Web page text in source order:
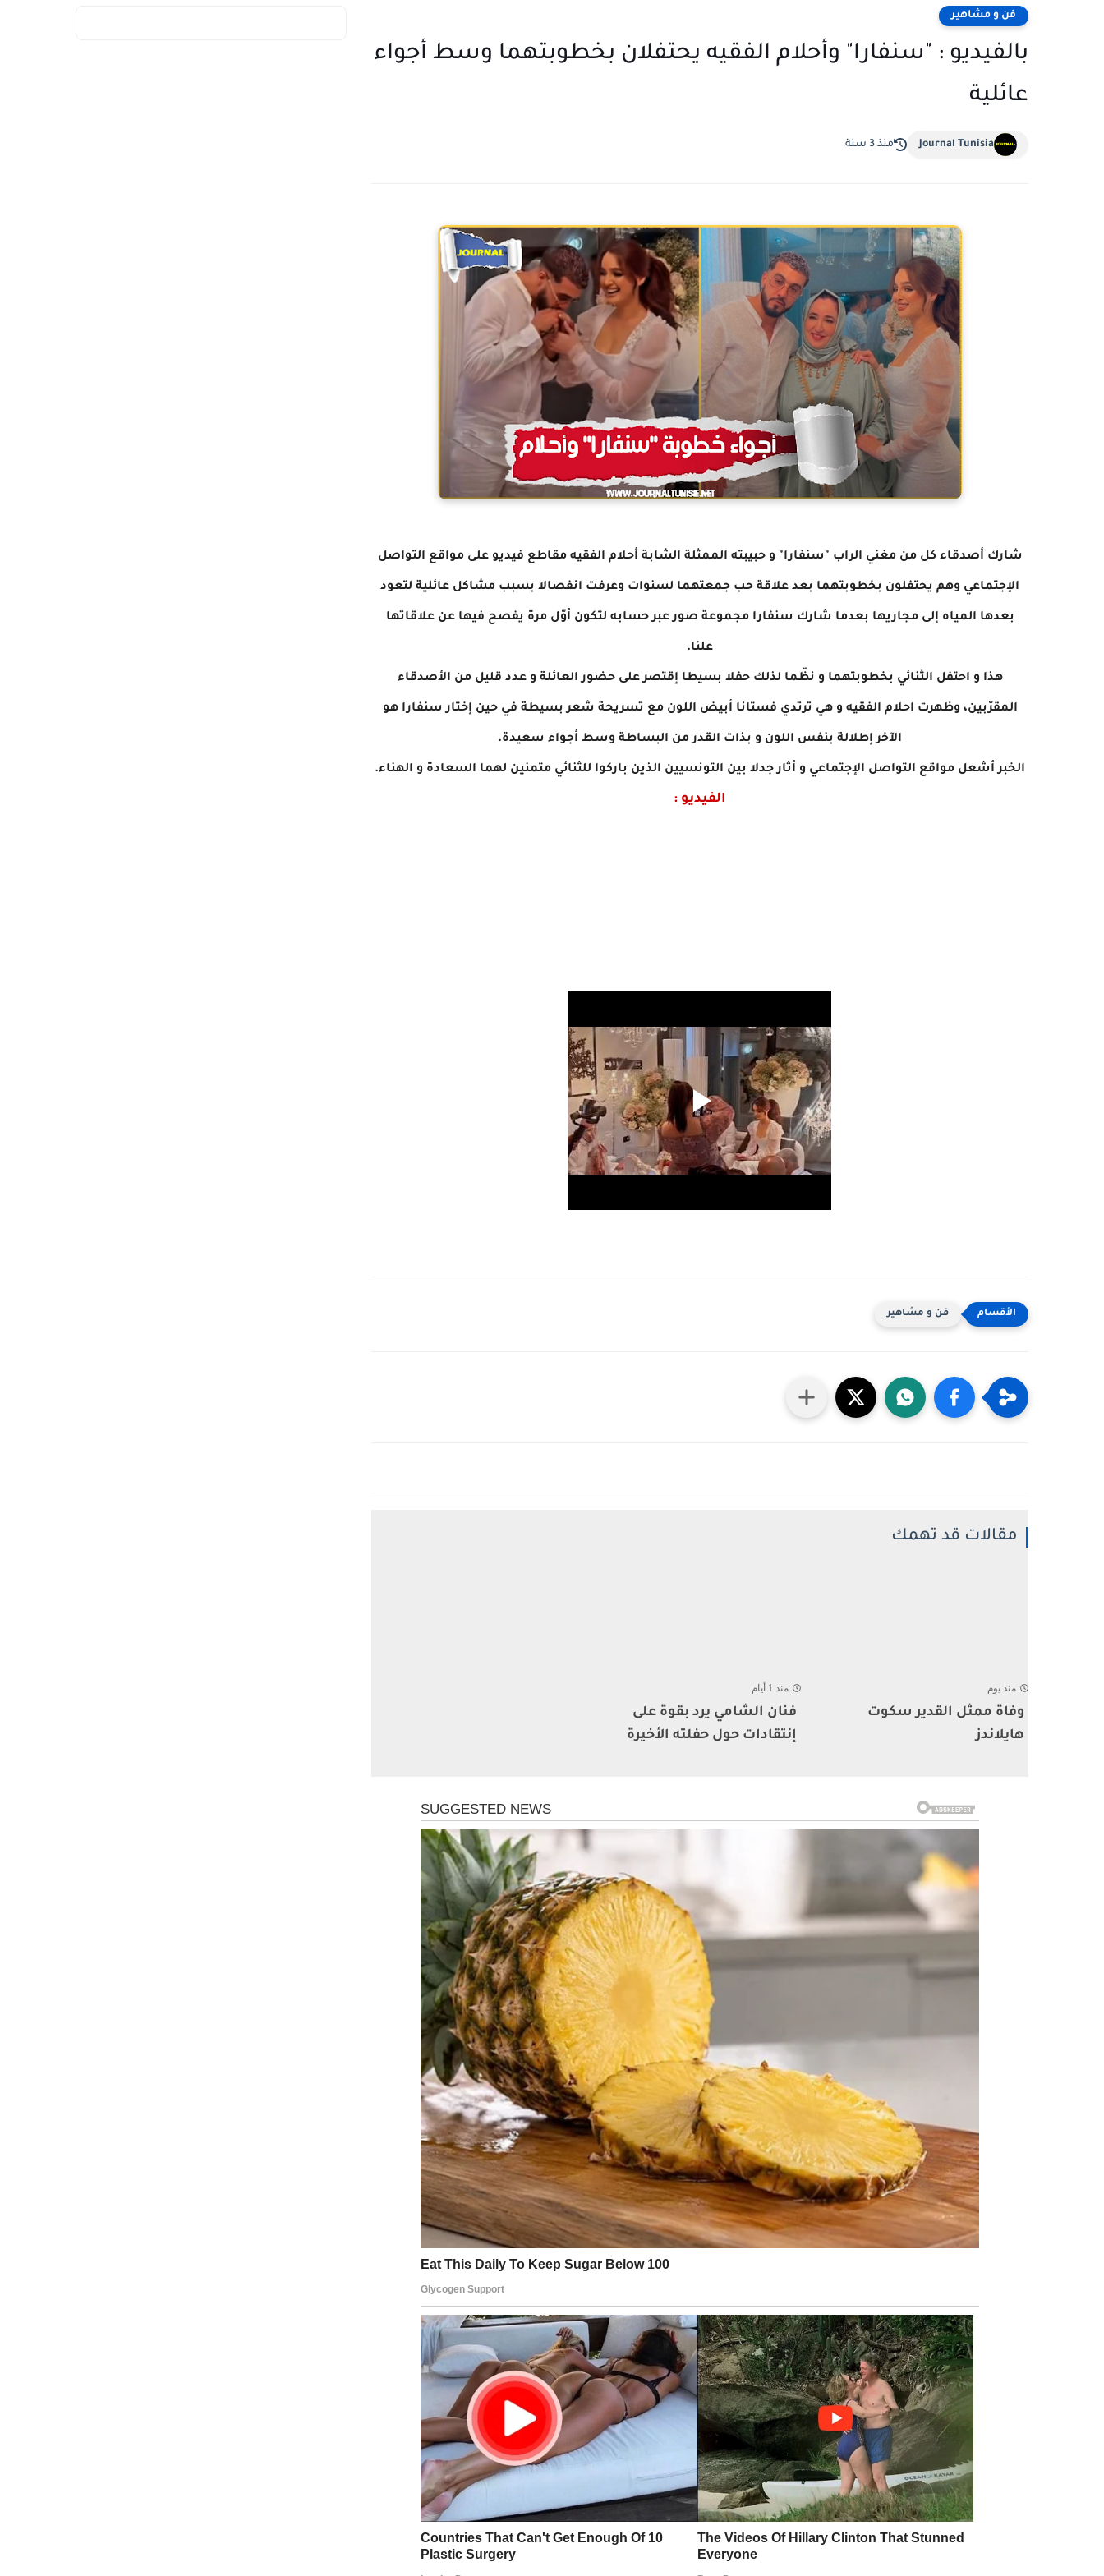
فن و مشاهير
بالفيديو : "سنفارا" وأحلام الفقيه يحتفلان بخطوبتهما وسط أجواء
عائلية
Journal Tunisia منذ 3 سنة
شارك أصدقاء كل من مغني الراب "سنفارا" و حبيبته الممثلة الشابة أحلام الفقيه مقاطع فيديو على مواقع التواصل
الإجتماعي وهم يحتفلون بخطوبتهما بعد علاقة حب جمعتهما لسنوات وعرفت انفصالا بسبب مشاكل عائلية لتعود
بعدها المياه إلى مجاريها بعدما شارك سنفارا مجموعة صور عبر حسابه لتكون أوّل مرة يفصح فيها عن علاقاتها
علنا.
هذا و احتفل الثنائي بخطوبتهما و نظّما لذلك حفلا بسيطا إقتصر على حضور العائلة و عدد قليل من الأصدقاء
المقرّبين، وظهرت احلام الفقيه و هي ترتدي فستانا أبيض اللون مع تسريحة شعر بسيطة في حين إختار سنفارا هو
الآخر إطلالة بنفس اللون و بذات القدر من البساطة وسط أجواء سعيدة.
الخبر أشعل مواقع التواصل الإجتماعي و أثار جدلا بين التونسيين الذين باركوا للثنائي متمنين لهما السعادة و الهناء.
الفيديو :
فن و مشاهير
مقالات قد تهمك
منذ يوم
وفاة ممثل القدير سكوت
هايلاندز
منذ 1 أيام
فنان الشامي يرد بقوة على
إنتقادات حول حفلته الأخيرة